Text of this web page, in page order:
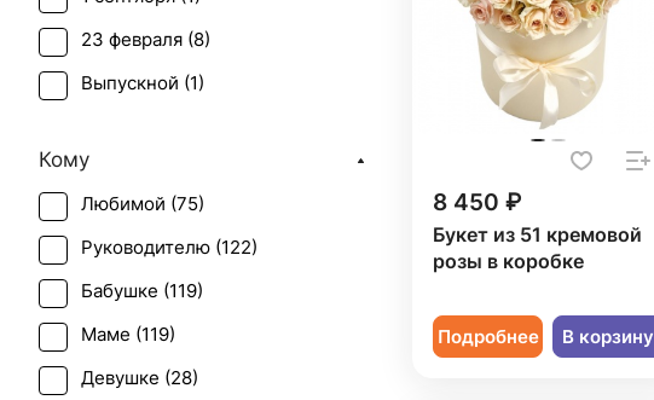
8 450 ₽
Букет из 51 кремовой
розы в коробке
Подробнее В корзину
Солидаго ( 1)
Статица (1)
Танацетум (1)
23 февраля (8)
Выпускной (1)
День учителя (
Пасха (2)
Первое свидание (115
Последний звонок (
Рождение ребенка (
Рождество (7
Кому
Любимой (75)
Руководителю (122)
Бабушке (119)
Маме (119)
Девушке (28)